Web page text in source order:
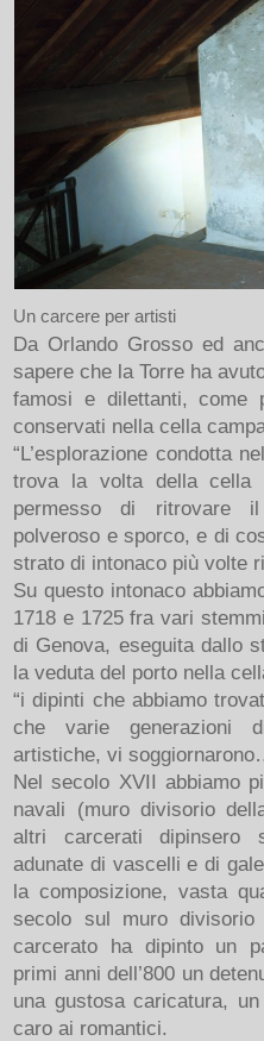
Un carcere per artisti
Da Orlando Grosso ed
sapere che la Torre ha
famosi e dilettanti, come
conservati nella cella
“L’esplorazione condotta
trova la volta della cella
permesso di ritrovare
polveroso e sporco, e di
strato di intonaco più volte
Su questo intonaco
1718 e 1725 fra vari
di Genova, eseguita dallo
la veduta del porto nella
“i dipinti che abbiamo
che varie generazioni
artistiche, vi
Nel secolo XVII abbiamo
navali (muro divisorio
altri carcerati dipinsero
adunate di vascelli e di
la composizione, vasta
secolo sul muro
carcerato ha dipinto un
primi anni dell’800 un
una gustosa caricatura,
caro ai romantici.